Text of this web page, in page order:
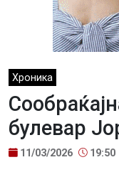
Хроника
булевар
11/03/2026 19:50